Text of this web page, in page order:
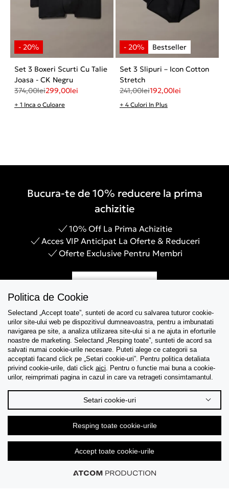
Set 3 Boxeri Scurti Cu Talie
Joasa - CK Negru
374,00lei299,00lei
+ 1 Inca o Culoare
Set 3 Slipuri – Icon Cotton
Stretch
241,00lei192,00lei
+ 4 Culori In Plus
Bucura-te de 10% reducere la prima
achizitie
10% Off La Prima Achizitie
Acces VIP Anticipat La Oferte & Reduceri
Oferte Exclusive Pentru Membri
Asistenta
Colectii
Tips & Guides
Despre noi
Politica de Cookie
Selectand „Accept toate”, sunteti de acord cu salvarea tuturor cookie-
urilor site-ului web pe dispozitivul dumneavoastra, pentru a imbunatati
navigarea pe site, a analiza utilizarea site-ului si a ne ajuta in eforturile
noastre de marketing. Selectand „Resping toate”, sunteti de acord sa
salvati numai cookie-urile necesare. Puteti alege ce categorii sa
acceptati facand click pe „Setari cookie-uri”. Pentru politica detaliata
privind cookie-urile, dati click aici. Pentru o functie mai buna a cookie-
urilor, reimprimati pagina in cazul in care va retrageti consimtamantul.
Setari cookie-uri
Resping toate cookie-urile
Accept toate cookie-urile